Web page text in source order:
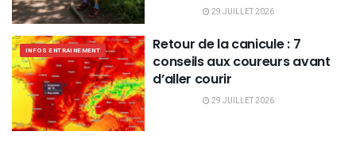
29 JUILLET 2026
INFOS ENTRAINEMENT
Retour de la canicule : 7
conseils aux coureurs avant
d’aller courir
29 JUILLET 2026